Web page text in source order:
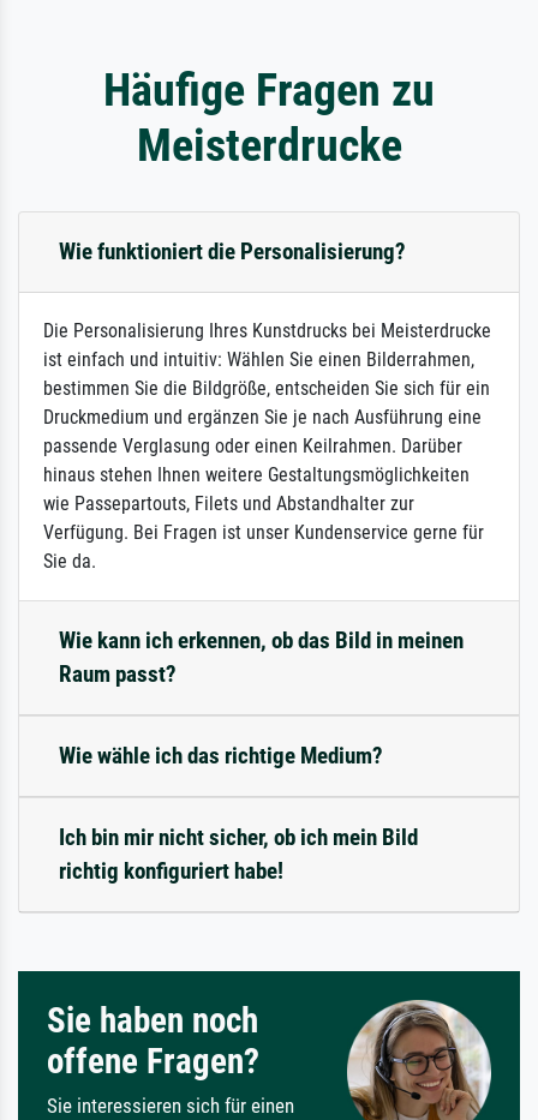
Häufige Fragen zu
Meisterdrucke
Wie funktioniert die Personalisierung?
Die Personalisierung Ihres Kunstdrucks bei Meisterdrucke
ist einfach und intuitiv: Wählen Sie einen Bilderrahmen,
bestimmen Sie die Bildgröße, entscheiden Sie sich für ein
Druckmedium und ergänzen Sie je nach Ausführung eine
passende Verglasung oder einen Keilrahmen. Darüber
hinaus stehen Ihnen weitere Gestaltungsmöglichkeiten
wie Passepartouts, Filets und Abstandhalter zur
Verfügung. Bei Fragen ist unser Kundenservice gerne für
Sie da.
Wie kann ich erkennen, ob das Bild in meinen
Raum passt?
Wie wähle ich das richtige Medium?
Ich bin mir nicht sicher, ob ich mein Bild
richtig konfiguriert habe!
Sie haben noch
offene Fragen?
Sie interessieren sich für einen